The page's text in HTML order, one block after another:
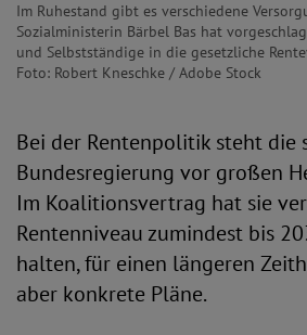
Im Ruhestand gibt es verschiedene
Sozialministerin Bärbel Bas hat
und Selbstständige in die gesetzliche
Foto: Robert Kneschke / Adobe Stock
Bei der Rentenpolitik steht die
Bundesregierung vor großen
Im Koalitionsvertrag hat sie
Rentenniveau zumindest bis
halten, für einen längeren
aber konkrete Pläne.